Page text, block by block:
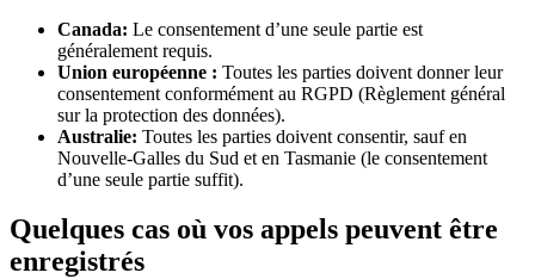
Canada: Le consentement d’une seule partie est
généralement requis.
Union européenne : Toutes les parties doivent donner leur
consentement conformément au RGPD (Règlement général
sur la protection des données).
Australie: Toutes les parties doivent consentir, sauf en
Nouvelle-Galles du Sud et en Tasmanie (le consentement
d’une seule partie suffit).
Quelques cas où vos appels peuvent être
enregistrés